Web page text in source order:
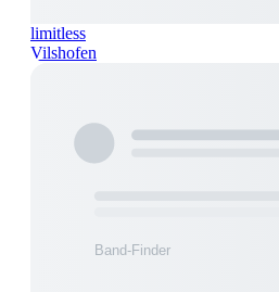
limitless
Vilshofen